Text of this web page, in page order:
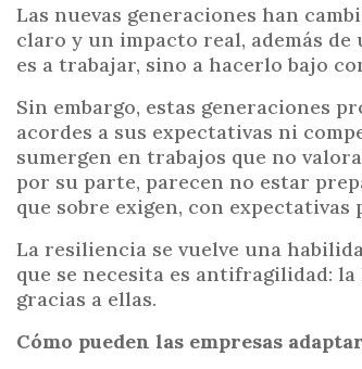
Las nuevas generaciones han
claro y un impacto real, además
es a trabajar, sino a hacerlo bajo
Sin embargo, estas generaciones
acordes a sus expectativas ni
sumergen en trabajos que no
por su parte, parecen no estar
que sobre exigen, con
La resiliencia se vuelve una
que se necesita es antifragilidad:
gracias a ellas.
Cómo pueden las empresas